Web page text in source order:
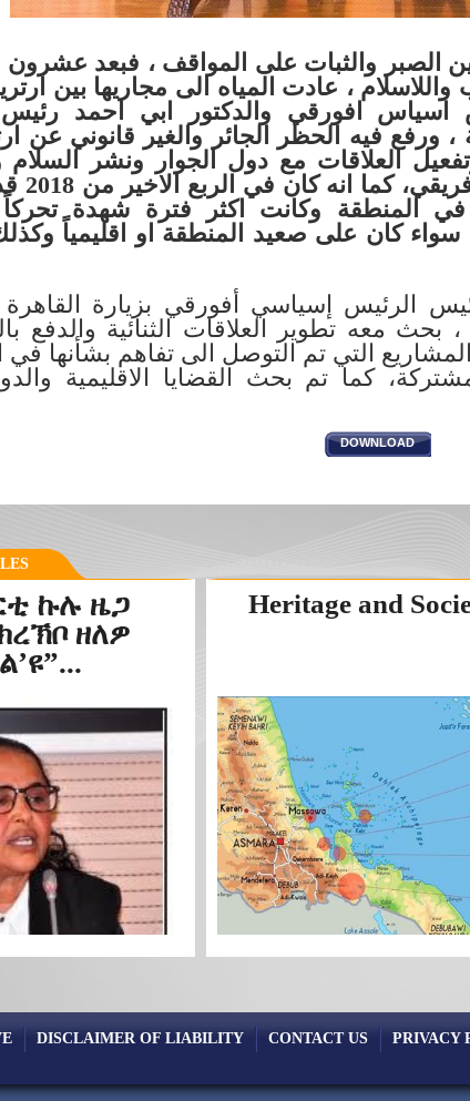
حصاد سنين الصبر والثبات على المواقف ، فبعد
، عادت المياه الى مجاريها بين ارتريا
افورقي والدكتور ابي احمد رئيس
، ورفع فيه الحظر الجائر والغير قانوني عن
العلاقات مع دول الجوار ونشر السلام
والصداقة
في المنطقة وكانت اكثر فترة شهدة
سواء كان على صعيد المنطقة او اقليمياً
الرئيس إسياسي أفورقي بزيارة القاهرة
معه تطوير العلاقات الثنائية والدفع
التي تم التوصل الى تفاهم بشأنها في
كما تم بحث القضايا الاقليمية
DOWNLOAD
ኩሉ ዜጋ
ዘለዎ
Heritage and
DISCLAIMER OF LIABILITY CONTACT US PRIVACY